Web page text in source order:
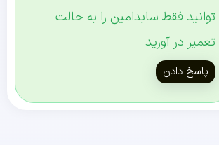
توانید فقط سابدامین را به حالت
تعمیر در آورید
پاسخ دادن